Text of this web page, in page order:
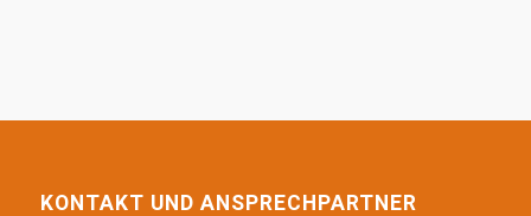
KONTAKT UND ANSPRECHPARTNER